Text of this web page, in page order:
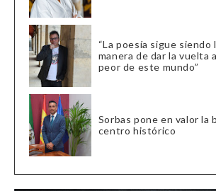
“La poesía sigue siendo
manera de dar la vuelta
peor de este mundo”
Sorbas pone en valor la
centro histórico